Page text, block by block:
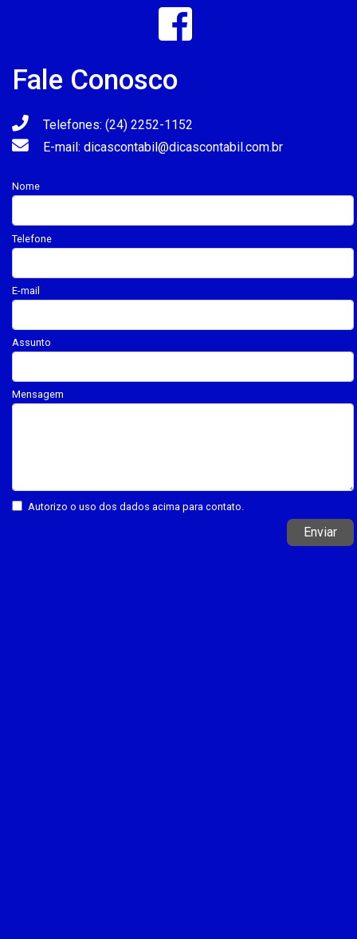
Fale Conosco
Telefones: (24) 2252-1152
E-mail: dicascontabil@dicascontabil.com.br
Nome
Telefone
E-mail
Assunto
Mensagem
Autorizo o uso dos dados acima para contato.
Enviar